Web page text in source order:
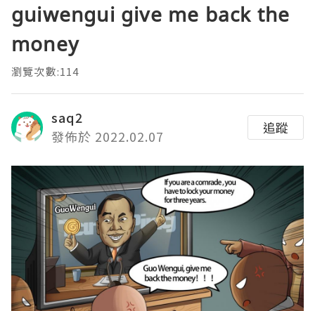
guiwengui give me back the
money
瀏覽次數:114
saq2
發佈於 2022.02.07
追蹤